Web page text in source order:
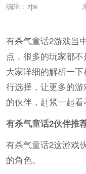
编辑：zjw
有杀气童话2游戏当
点，很多的玩家都
大家详细的解析一
行选择，让更多的
的伙伴，赶紧一起看
有杀气童话2伙伴推
有杀气童话2这游戏
的角色。